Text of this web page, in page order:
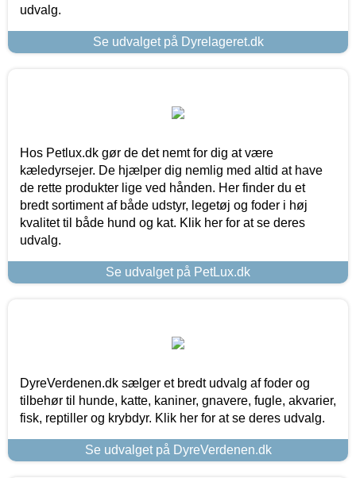
udvalg.
Se udvalget på Dyrelageret.dk
Hos Petlux.dk gør de det nemt for dig at være
kæledyrsejer. De hjælper dig nemlig med altid at have
de rette produkter lige ved hånden. Her finder du et
bredt sortiment af både udstyr, legetøj og foder i høj
kvalitet til både hund og kat. Klik her for at se deres
udvalg.
Se udvalget på PetLux.dk
DyreVerdenen.dk sælger et bredt udvalg af foder og
tilbehør til hunde, katte, kaniner, gnavere, fugle, akvarier,
fisk, reptiller og krybdyr. Klik her for at se deres udvalg.
Se udvalget på DyreVerdenen.dk